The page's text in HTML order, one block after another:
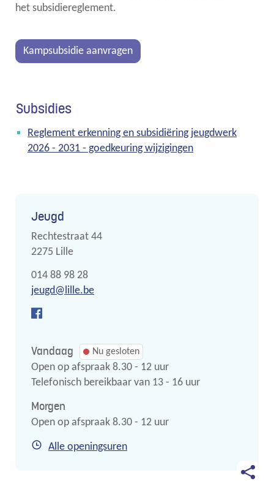
het subsidiereglement.
Kampsubsidie aanvragen
Subsidies
Reglement erkenning en subsidiëring jeugdwerk
2026 - 2031 - goedkeuring wijzigingen
Contact
Jeugd
Adres
Rechtestraat 44
,2275 Lille
Tel.
014 88 98 28
E-
mail
jeugd@ lille.be
Jeugd
Vandaag Nu gesloten
Open op afspraak 8.30 - 12 uur
Telefonisch bereikbaar van 13 - 16 uur
Morgen
Open op afspraak 8.30 - 12 uur
Alle openingsurenJeugd